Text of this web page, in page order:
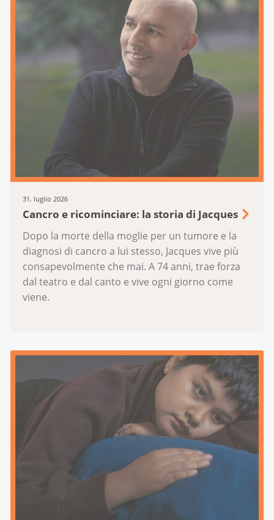
31. luglio 2026
Cancro e ricominciare: la storia di Jacques
Dopo la morte della moglie per un tumore e la
diagnosi di cancro a lui stesso, Jacques vive più
consapevolmente che mai. A 74 anni, trae forza
dal teatro e dal canto e vive ogni giorno come
viene.